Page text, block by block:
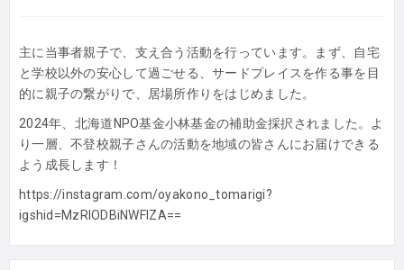
主に当事者親子で、支え合う活動を行っています。まず、自宅
と学校以外の安心して過ごせる、サードプレイスを作る事を目
的に親子の繋がりで、居場所作りをはじめました。
2024年、北海道NPO基金小林基金の補助金採択されました。よ
り一層、不登校親子さんの活動を地域の皆さんにお届けできる
よう成長します！
https://instagram.com/oyakono_tomarigi?
igshid=MzRlODBiNWFlZA==